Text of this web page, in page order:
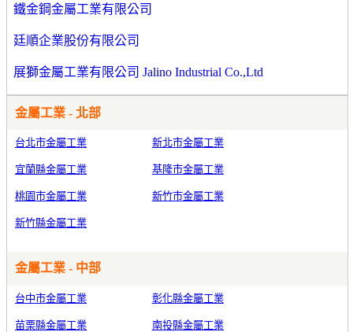
鐵金鋼金屬工業有限公司
廷順企業股份有限公司
展獅金屬工業有限公司 Jalino Industrial Co.,Ltd
金屬工業 - 北部
台北市金屬工業 新北市金屬工業
宜蘭縣金屬工業 基隆市金屬工業
桃園市金屬工業 新竹市金屬工業
新竹縣金屬工業
金屬工業 - 中部
台中市金屬工業 彰化縣金屬工業
苗栗縣金屬工業 南投縣金屬工業